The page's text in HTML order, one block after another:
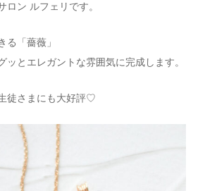
ロン ルフェリです。
る「薔薇」
ッとエレガントな雰囲気に完成します。
徒さまにも大好評♡